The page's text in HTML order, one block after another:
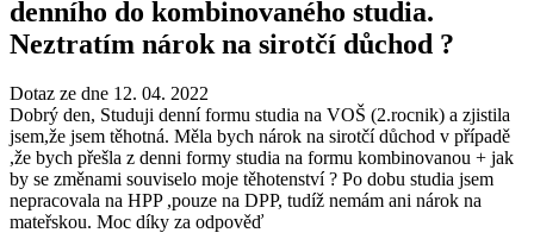
denního do kombinovaného studia.
Neztratím nárok na sirotčí důchod ?
Dotaz ze dne 12. 04. 2022
Dobrý den, Studuji denní formu studia na VOŠ (2.rocnik) a zjistila
jsem,že jsem těhotná. Měla bych nárok na sirotčí důchod v případě
,že bych přešla z denni formy studia na formu kombinovanou + jak
by se změnami souviselo moje těhotenství ? Po dobu studia jsem
nepracovala na HPP ,pouze na DPP, tudíž nemám ani nárok na
mateřskou. Moc díky za odpověď